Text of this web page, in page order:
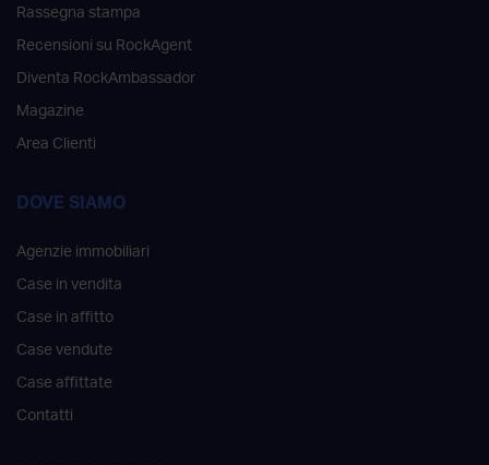
Rassegna stampa
Recensioni su RockAgent
Diventa RockAmbassador
Magazine
Area Clienti
DOVE SIAMO
Agenzie immobiliari
Case in vendita
Case in affitto
Case vendute
Case affittate
Contatti